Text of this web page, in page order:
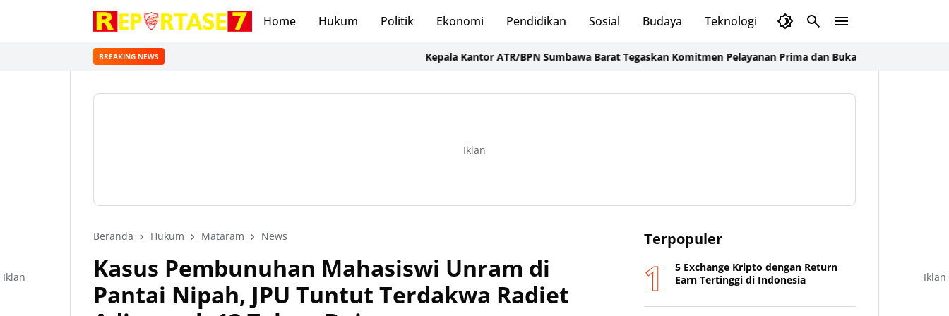
Home Hukum Politik Ekonomi Pendidikan Sosial Budaya Teknologi Olahraga
BREAKING NEWS Kepala Kantor ATR/BPN Sumbawa Barat Tegaskan Komitmen Pelayanan Prima dan Buka Pintu Pengaduan
Iklan
Beranda Hukum Mataram News
Kasus Pembunuhan Mahasiswi Unram di
Pantai Nipah, JPU Tuntut Terdakwa Radiet
Terpopuler
5 Exchange Kripto dengan Return
Earn Tertinggi di Indonesia
Iklan Iklan